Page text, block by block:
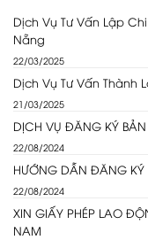
Dịch Vụ Tư Vấn Lập
Nẵng
22/03/2025
Dịch Vụ Tư Vấn
21/03/2025
DỊCH VỤ ĐĂNG KÝ
22/08/2024
HƯỚNG DẪN ĐĂNG KÝ
22/08/2024
XIN GIẤY PHÉP LAO
NAM